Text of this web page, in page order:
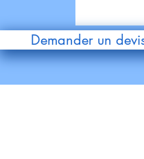
Demander un